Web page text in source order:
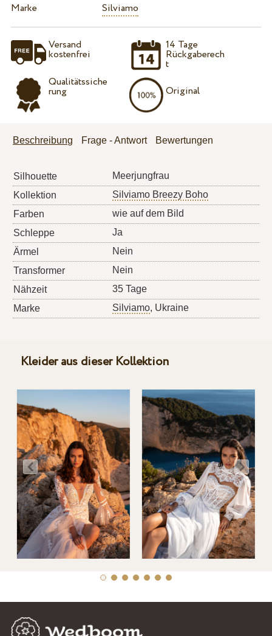
Marke
Silviamo
Versand
kostenfrei
Qualitätssiche
rung
14 Tage
Rückgaberech
t
Original
Beschreibung Frage - Antwort Bewertungen
Silhouette
Meerjungfrau
Kollektion
Silviamo Breezy Boho
Farben
wie auf dem Bild
Schleppe
Ja
Ärmel
Nein
Transformer
Nein
Nähzeit
35 Tage
Marke
Silviamo, Ukraine
Kleider aus dieser Kollektion